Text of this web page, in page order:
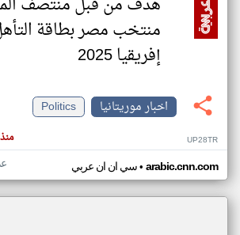
منتخب مصر بطاقة
إفريقيا 2025
اخبار موريتانيا
Politics
UP28TR
سي ان ان عربي• arabic.cnn.com